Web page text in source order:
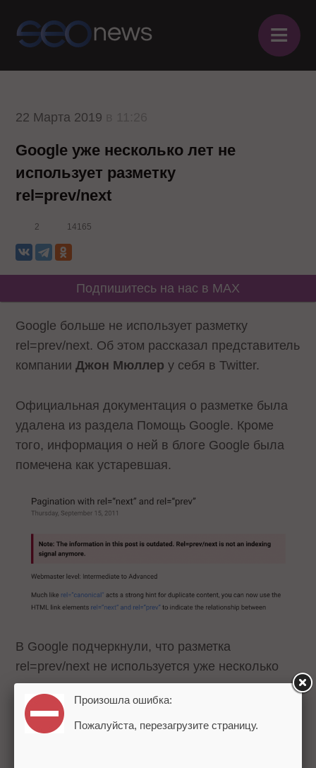
≡
22 Марта 2019
Google уже несколько лет не
использует разметку
rel=prev/next
2 14165
Подпишитесь на нас в MAX
Google больше не использует разметку
rel=prev/next. Об этом рассказал представитель
компанииДжон Мюллер у себя в Twitter.
Официальная документация о разметке была
удалена из раздела Помощь Google. Кроме
того, информация о ней в блоге Google была
помечена как устаревшая.
В Google подчеркнули, что разметка
rel=prev/next не используется уже несколько
лет.
Напомним, недавно Джон Мюллер
Произошла ошибка:
Пожалуйста, перезагрузите страницу.